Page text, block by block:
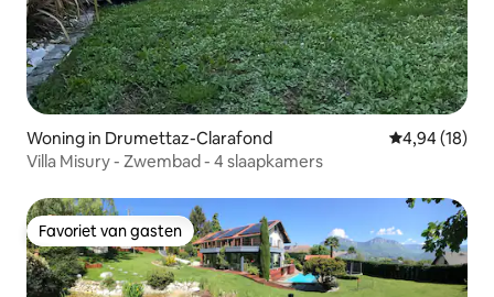
Woning in Drumettaz-Clarafond Gemiddelde
4,94 (18)
Villa Misury - Zwembad - 4 slaapkamers
Favoriet van gasten
Favoriet van gasten